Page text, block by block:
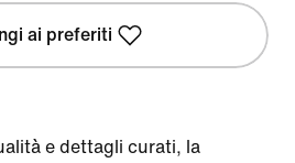
ai preferiti
e dettagli curati, la